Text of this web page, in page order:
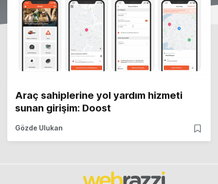
Araç sahiplerine yol yardım hizmeti
sunan girişim: Doost
Gözde Ulukan